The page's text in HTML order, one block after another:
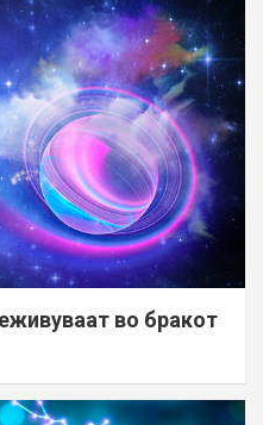
во бракот